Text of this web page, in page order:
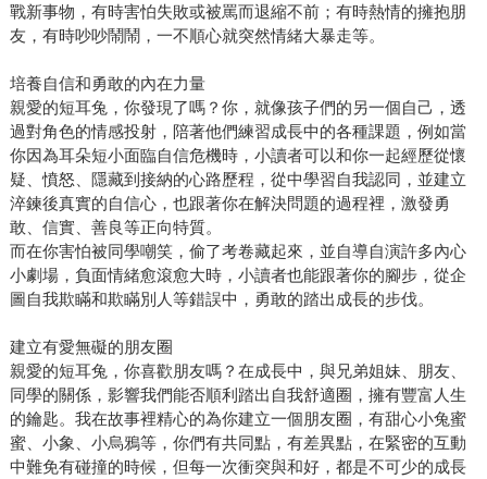
戰新事物，有時害怕失敗或被罵而退縮不前；有時熱情的擁抱朋
友，有時吵吵鬧鬧，一不順心就突然情緒大暴走等。
培養自信和勇敢的內在力量
親愛的短耳兔，你發現了嗎？你，就像孩子們的另一個自己，透
過對角色的情感投射，陪著他們練習成長中的各種課題，例如當
你因為耳朵短小面臨自信危機時，小讀者可以和你一起經歷從懷
疑、憤怒、隱藏到接納的心路歷程，從中學習自我認同，並建立
淬鍊後真實的自信心，也跟著你在解決問題的過程裡，激發勇
敢、信實、善良等正向特質。
而在你害怕被同學嘲笑，偷了考卷藏起來，並自導自演許多內心
小劇場，負面情緒愈滾愈大時，小讀者也能跟著你的腳步，從企
圖自我欺瞞和欺瞞別人等錯誤中，勇敢的踏出成長的步伐。
建立有愛無礙的朋友圈
親愛的短耳兔，你喜歡朋友嗎？在成長中，與兄弟姐妹、朋友、
同學的關係，影響我們能否順利踏出自我舒適圈，擁有豐富人生
的鑰匙。我在故事裡精心的為你建立一個朋友圈，有甜心小兔蜜
蜜、小象、小烏鴉等，你們有共同點，有差異點，在緊密的互動
中難免有碰撞的時候，但每一次衝突與和好，都是不可少的成長